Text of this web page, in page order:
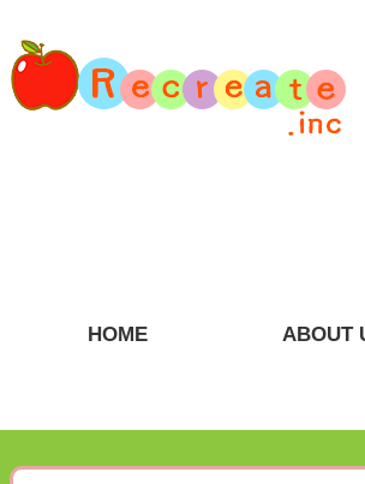
HOME ABOUT